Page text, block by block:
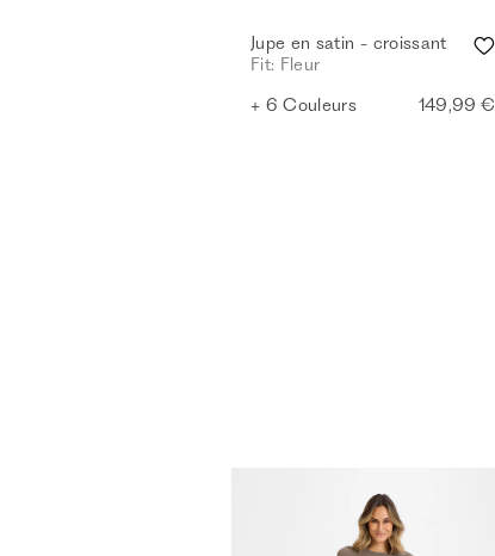
Jupe en satin - croissant
Fit: Fleur
+ 6 Couleurs
149,99 €